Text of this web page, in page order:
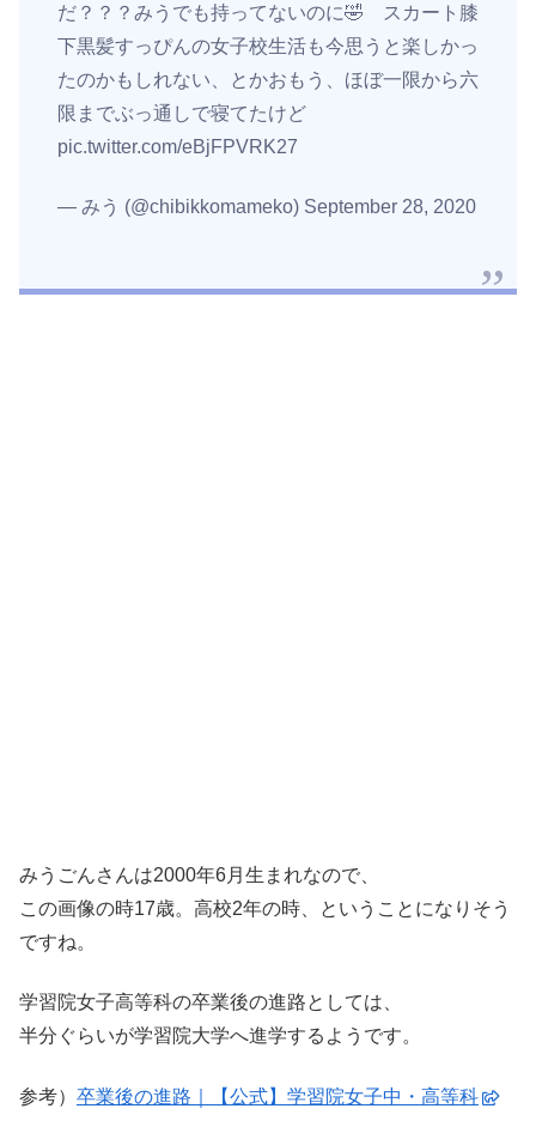
だ？？？みうでも持ってないのに🤣 スカート膝
下黒髪すっぴんの女子校生活も今思うと楽しかっ
たのかもしれない、とかおもう、ほぼ一限から六
限までぶっ通しで寝てたけど
pic.twitter.com/eBjFPVRK27
— みう (@chibikkomameko) September 28, 2020
みうごんさんは2000年6月生まれなので、
この画像の時17歳。高校2年の時、ということになりそう
ですね。
学習院女子高等科の卒業後の進路としては、
半分ぐらいが学習院大学へ進学するようです。
参考） 卒業後の進路｜【公式】学習院女子中・高等科